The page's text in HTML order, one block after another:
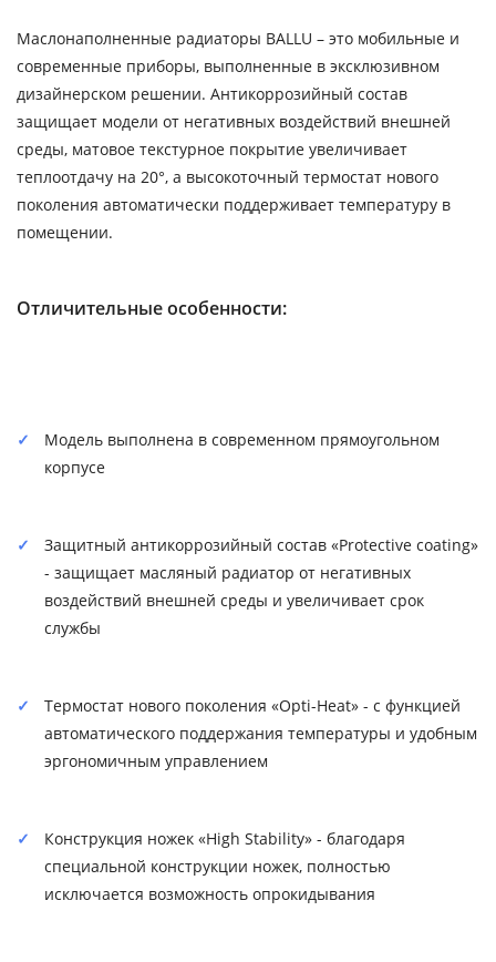
Маслонаполненные радиаторы BALLU – это мобильные и
современные приборы, выполненные в эксклюзивном
дизайнерском решении. Антикоррозийный состав
защищает модели от негативных воздействий внешней
среды, матовое текстурное покрытие увеличивает
теплоотдачу на 20°, а высокоточный термостат нового
поколения автоматически поддерживает температуру в
помещении.
Отличительные особенности:
Модель выполнена в современном прямоугольном
корпусе
Защитный антикоррозийный состав «Protective coating»
- защищает масляный радиатор от негативных
воздействий внешней среды и увеличивает срок
службы
Термостат нового поколения «Opti-Heat» - с функцией
автоматического поддержания температуры и удобным
эргономичным управлением
Конструкция ножек «High Stability» - благодаря
специальной конструкции ножек, полностью
исключается возможность опрокидывания